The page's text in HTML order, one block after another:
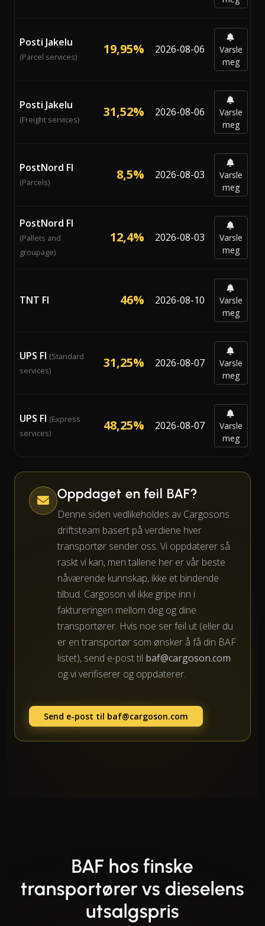
Posti Jakelu
(Parcel services) 19,95% 2026-08-06
Varsle
meg
Posti Jakelu
(Freight services) 31,52% 2026-08-06
Varsle
meg
PostNord FI
(Parcels) 8,5% 2026-08-03
Varsle
meg
PostNord FI
(Pallets and
groupage)
12,4% 2026-08-03
Varsle
meg
TNT FI 46% 2026-08-10
Varsle
meg
UPS FI (Standard
services)
31,25% 2026-08-07
Varsle
meg
UPS FI (Express
services)
48,25% 2026-08-07
Varsle
meg
Oppdaget en feil BAF?
Denne siden vedlikeholdes av Cargosons
driftsteam basert på verdiene hver
transportør sender oss. Vi oppdaterer så
raskt vi kan, men tallene her er vår beste
nåværende kunnskap, ikke et bindende
tilbud. Cargoson vil ikke gripe inn i
faktureringen mellom deg og dine
transportører. Hvis noe ser feil ut (eller du
er en transportør som ønsker å få din BAF
listet), send e-post til baf@cargoson.com
og vi verifiserer og oppdaterer.
Send e-post til baf@cargoson.com
BAF hos finske
transportører vs dieselens
utsalgspris